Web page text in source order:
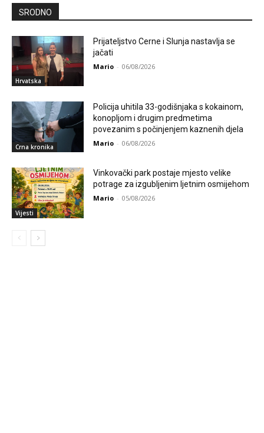
SRODNO
Hrvatska
Prijateljstvo Cerne i Slunja nastavlja se
jačati
Mario - 06/08/2026
Crna kronika
Policija uhitila 33-godišnjaka s kokainom,
konopljom i drugim predmetima
povezanim s počinjenjem kaznenih djela
Mario - 06/08/2026
Vijesti
Vinkovački park postaje mjesto velike
potrage za izgubljenim ljetnim osmijehom
Mario - 05/08/2026